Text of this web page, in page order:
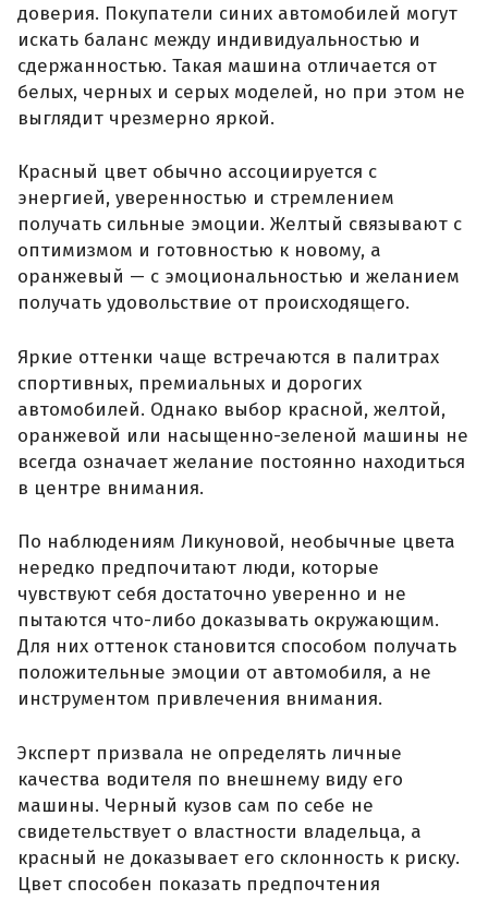
доверия. Покупатели синих автомобилей могут
искать баланс между индивидуальностью и
сдержанностью. Такая машина отличается от
белых, черных и серых моделей, но при этом не
выглядит чрезмерно яркой.
Красный цвет обычно ассоциируется с
энергией, уверенностью и стремлением
получать сильные эмоции. Желтый связывают с
оптимизмом и готовностью к новому, а
оранжевый — с эмоциональностью и желанием
получать удовольствие от происходящего.
Яркие оттенки чаще встречаются в палитрах
спортивных, премиальных и дорогих
автомобилей. Однако выбор красной, желтой,
оранжевой или насыщенно-зеленой машины не
всегда означает желание постоянно находиться
в центре внимания.
По наблюдениям Ликуновой, необычные цвета
нередко предпочитают люди, которые
чувствуют себя достаточно уверенно и не
пытаются что-либо доказывать окружающим.
Для них оттенок становится способом получать
положительные эмоции от автомобиля, а не
инструментом привлечения внимания.
Эксперт призвала не определять личные
качества водителя по внешнему виду его
машины. Черный кузов сам по себе не
свидетельствует о властности владельца, а
красный не доказывает его склонность к риску.
Цвет способен показать предпочтения